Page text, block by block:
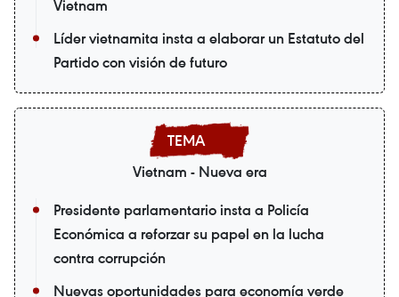
Vietnam
Líder vietnamita insta a elaborar un Estatuto del
Partido con visión de futuro
Vietnam - Nueva era
Presidente parlamentario insta a Policía
Económica a reforzar su papel en la lucha
contra corrupción
Nuevas oportunidades para economía verde